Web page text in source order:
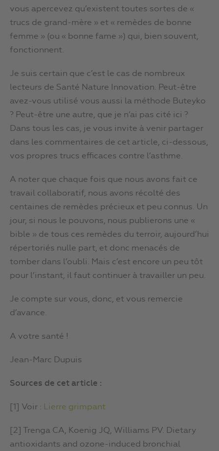
vous apercevez qu’existent toutes sortes de «
trucs de grand-mère » et « remèdes de bonne
femme » (ou « bonne fame ») qui, bien souvent,
fonctionnent.
Je suis certain que c’est le cas de nombreux
lecteurs de Santé Nature Innovation. Peut-être
avez-vous utilisé vous aussi la méthode Buteyko
? Peut-être une autre, que je n’ai pas cité ici ?
Dans tous les cas, je vous invite à venir partager
dans les commentaires de cet article, ci-dessous,
vos propres trucs efficaces contre l’asthme.
A noter que chaque fois que nous avons fait ce
travail collaboratif, nous avons récolté des
centaines de remèdes précieux et peu connus. Un
jour, si nous le pouvons, nous publierons une «
bible » de tous ces remèdes du terroir, aujourd’hui
répertoriés nulle part, et donc menacés de
tomber dans l’oubli. Mais c’est encore un peu tôt
pour l’instant, il faut continuer à travailler un peu.
Je compte sur vous, donc, et vous remercie
d’avance.
A votre santé !
Jean-Marc Dupuis
Sources de cet article :
[1] Voir : Lierre grimpant
[2] Trenga CA, Koenig JQ, Williams PV. Dietary
antioxidants and ozone-induced bronchial